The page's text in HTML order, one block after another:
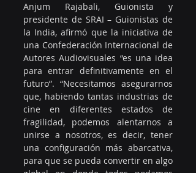
Anjum Rajabali, Guionista y
presidente de SRAI – Guionistas de
la India, afirmó que la iniciativa de
una Confederación Internacional de
Autores Audiovisuales “es una idea
para entrar definitivamente en el
futuro”. “Necesitamos asegurarnos
que, habiendo tantas industrias de
cine en diferentes estados de
fragilidad, podemos alentarnos a
unirse a nosotros, es decir, tener
una configuración más abarcativa,
para que se pueda convertir en algo